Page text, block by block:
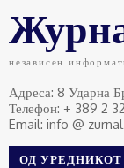
независен
Адреса: 8 Ударна
Телефон: + 389 2
Email: info @
ОД УРЕДНИКОТ